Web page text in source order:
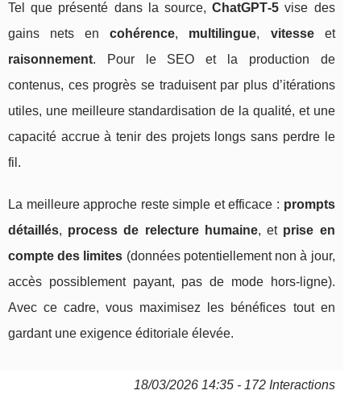
Tel que présenté dans la source,ChatGPT‑5 vise des
gains nets encohérence, multilingue, vitesseet
raisonnement. Pour le SEO et la production de
contenus, ces progrès se traduisent par plus d’itérations
utiles, une meilleure standardisation de la qualité, et une
capacité accrue à tenir des projets longs sans perdre le
fil.
La meilleure approche reste simple et efficace : prompts
détaillés, process de relecture humaine, et prise en
compte des limites (données potentiellement non à jour,
accès possiblement payant, pas de mode hors-ligne).
Avec ce cadre, vous maximisez les bénéfices tout en
gardant une exigence éditoriale élevée.
18/03/2026 14:35 - 172 Interactions